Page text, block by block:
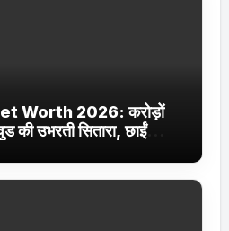
Worth 2026: करोड़ों
की उभरती सितारा, छाईं